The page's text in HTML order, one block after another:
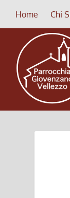
Home Chi